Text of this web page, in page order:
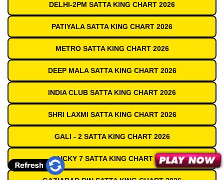
DELHI-2PM SATTA KING CHART 2026
PATIYALA SATTA KING CHART 2026
METRO SATTA KING CHART 2026
DEEP MALA SATTA KING CHART 2026
INDIA CLUB SATTA KING CHART 2026
SHRI LAXMI SATTA KING CHART 2026
GALI - 2 SATTA KING CHART 2026
LUCKY 7 SATTA KING CHART 2026